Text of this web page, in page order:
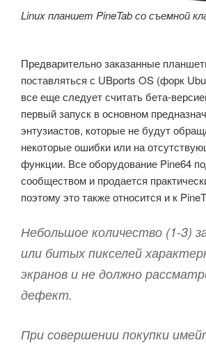
Linuxпланшет PineTab со съемной
Предварительно заказанные
поставляться с UBports OS (форк
все еще следует считать бета-
первый запуск в основном
энтузиастов, которые не будут
некоторые ошибки или на
функции. Все оборудование Pine64
сообществом и продается
поэтому это также относится и к
Небольшое количество (1-3)
или битых пикселей
экранов и не должно
дефект.
При совершении покупки